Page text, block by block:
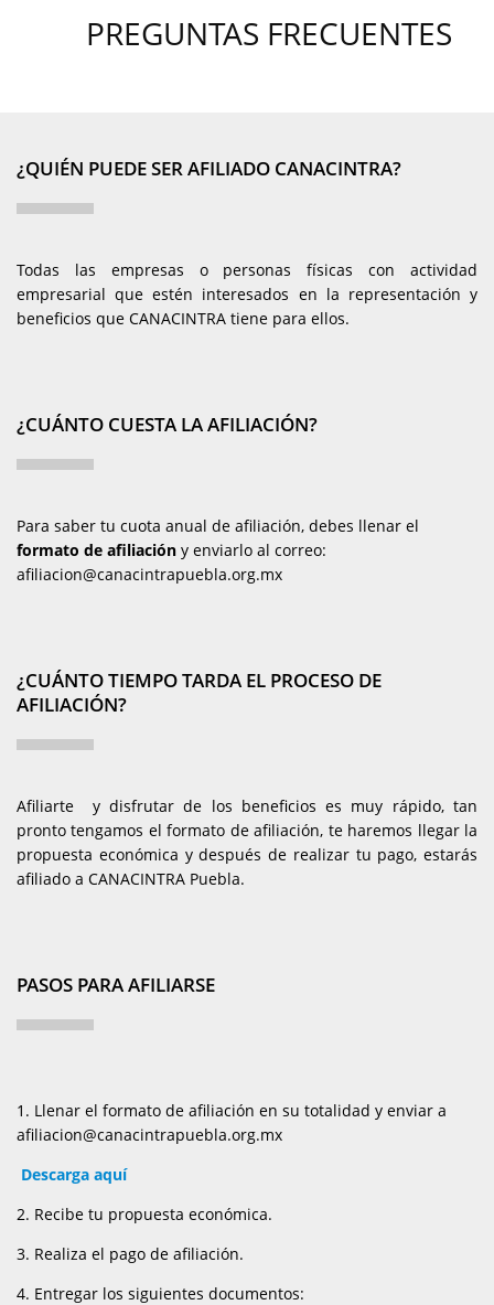
PREGUNTAS FRECUENTES
¿QUIÉN PUEDE SER AFILIADO CANACINTRA?
Todas las empresas o personas físicas con actividad
empresarial que estén interesados en la representación y
beneficios que CANACINTRA tiene para ellos.
¿CUÁNTO CUESTA LA AFILIACIÓN?
Para saber tu cuota anual de afiliación, debes llenar el
formato de afiliación y enviarlo al correo:
afiliacion@canacintrapuebla.org.mx
¿CUÁNTO TIEMPO TARDA EL PROCESO DE
AFILIACIÓN?
Afiliarte y disfrutar de los beneficios es muy rápido, tan
pronto tengamos el formato de afiliación, te haremos llegar la
propuesta económica y después de realizar tu pago, estarás
afiliado a CANACINTRA Puebla.
PASOS PARA AFILIARSE
1. Llenar el formato de afiliación en su totalidad y enviar a
afiliacion@canacintrapuebla.org.mx
Descarga aquí
2. Recibe tu propuesta económica.
3. Realiza el pago de afiliación.
4. Entregar los siguientes documentos: